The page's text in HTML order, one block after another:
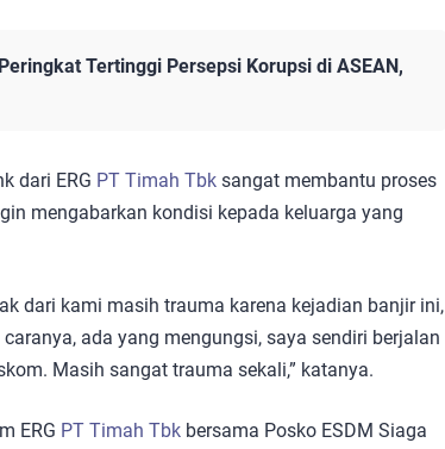
Tertinggi Persepsi Korupsi di ASEAN,
dari ERG PT Timah Tbk sangat membantu proses
mengabarkan kondisi kepada keluarga yang
dari kami masih trauma karena kejadian banjir ini,
ada yang mengungsi, saya sendiri berjalan
Masih sangat trauma sekali,” katanya.
ERG PT Timah Tbk bersama Posko ESDM Siaga